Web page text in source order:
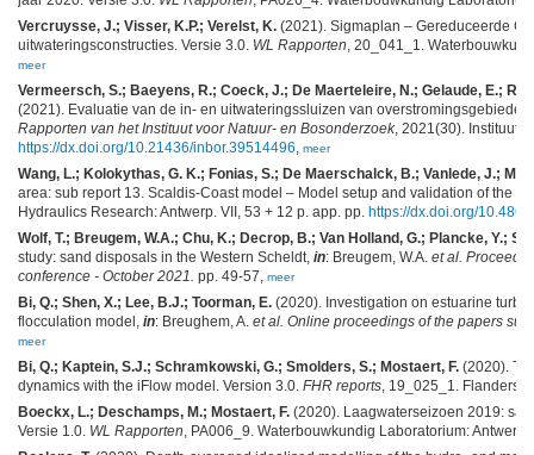
Vercruysse, J.; Visser, K.P.; Verelst, K. (2021). Sigmaplan – Gereduceerde
uitwateringsconstructies. Versie 3.0. WL Rapporten , 20_041_1.
meer
Vermeersch, S.; Baeyens, R.; Coeck, J.; De Maerteleire, N.; Gelaude, E.;
(2021). Evaluatie van de in- en uitwateringssluizen van
Rapporten van het Instituut voor Natuur- en Bosonderzoek, 2021(30). Instituut
https://dx.doi.org/10.21436/inbor.39514496
meer
Wang, L.; Kolokythas, G. K.; Fonias, S.; De Maerschalck, B.; Vanlede, J.;
area: sub report 13. Scaldis-Coast model – Model setup and validation of the
Hydraulics Research: Antwerp. VII, 53 + 12 p. app. pp. https://dx.doi.org/
Wolf, T.; Breugem, W.A.; Chu, K.; Decrop, B.; Van Holland, G.; Plancke, Y.;
study: sand disposals in the Western Scheldt, in: Breugem, W.A. et al.
conference - October 2021. pp. 49-57, meer
Bi, Q.; Shen, X.; Lee, B.J.; Toorman, E. (2020). Investigation on estuarine
flocculation model, in: Breughem, A. et al. Online proceedings of the papers
meer
Bi, Q.; Kaptein, S.J.; Schramkowski, G.; Smolders, S.; Mostaert, F. (2020).
dynamics with the iFlow model. Version 3.0. FHR reports , 19_025_1. Flanders
Boeckx, L.; Deschamps, M.; Mostaert, F. (2020). Laagwaterseizoen 2019:
Versie 1.0. WL Rapporten , PA006_9. Waterbouwkundig Laboratorium: